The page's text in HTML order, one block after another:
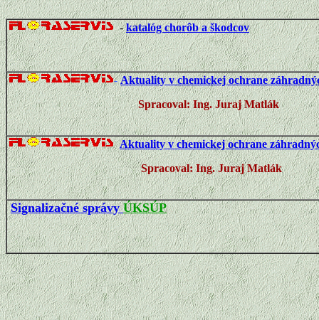
- katalóg chorôb a škodcov
-Aktuality v chemickej ochrane
Spracoval: Ing. Juraj
Aktuality v chemickej ochrane
Spracoval: Ing. Juraj
Signalizačné správyÚKSÚP